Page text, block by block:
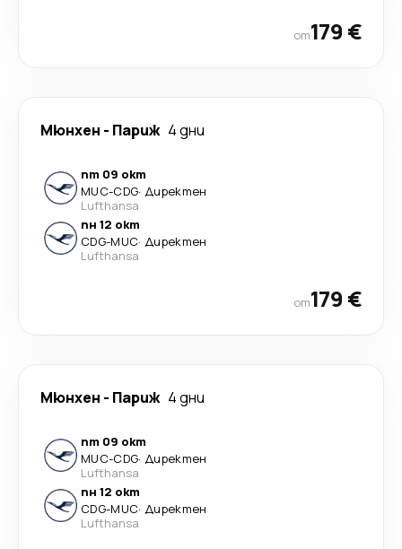
от179 €
Мюнхен - Париж 4 дни
пт 09 окт
MUC-CDG· Директен
Lufthansa
пн 12 окт
CDG-MUC· Директен
Lufthansa
от179 €
Мюнхен - Париж 4 дни
пт 09 окт
MUC-CDG· Директен
Lufthansa
пн 12 окт
CDG-MUC· Директен
Lufthansa